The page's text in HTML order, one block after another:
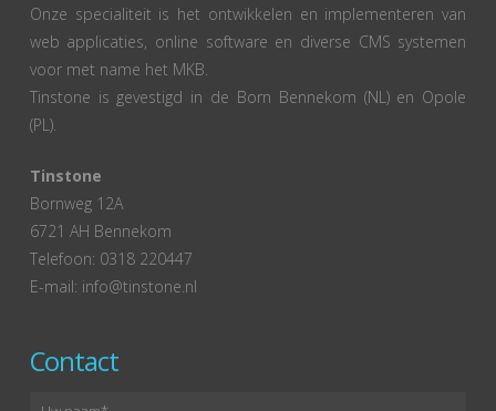
Onze specialiteit is het ontwikkelen en implementeren van
web applicaties, online software en diverse CMS systemen
voor met name het MKB.
Tinstone is gevestigd in de Born Bennekom (NL) en Opole
(PL).
Tinstone
Bornweg 12A
6721 AH Bennekom
Telefoon: 0318 220447
E-mail: info@tinstone.nl
Contact